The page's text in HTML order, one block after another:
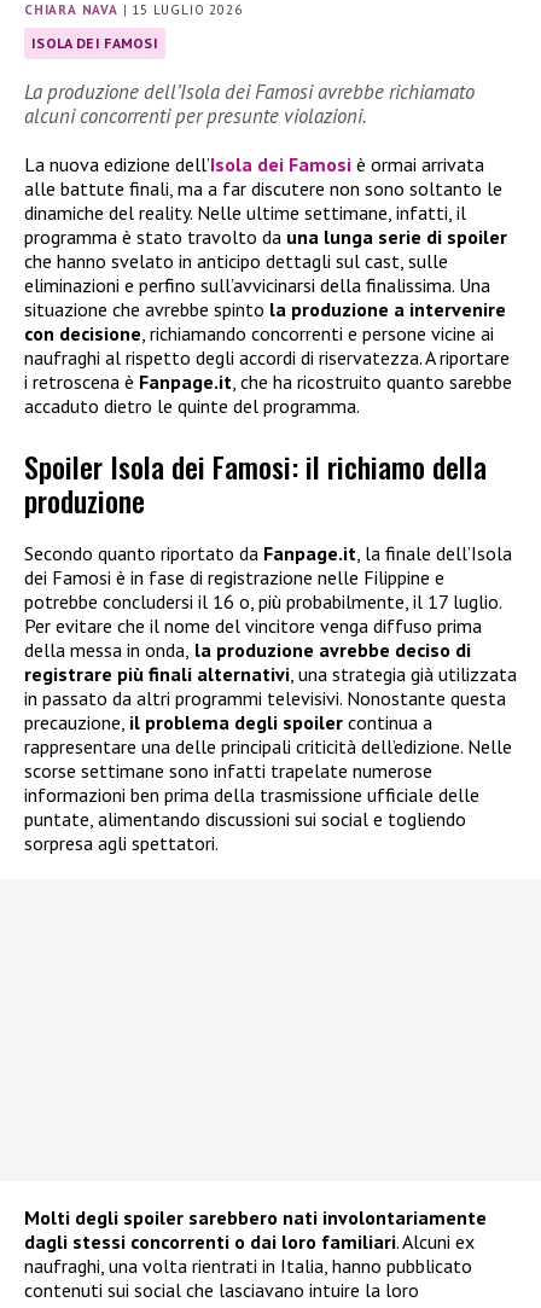
CHIARA NAVA | 15 LUGLIO 2026
ISOLA DEI FAMOSI
La produzione dell’Isola dei Famosi avrebbe richiamato
alcuni concorrenti per presunte violazioni.
La nuova edizione dell’Isola dei Famosi è ormai arrivata
alle battute finali, ma a far discutere non sono soltanto le
dinamiche del reality. Nelle ultime settimane, infatti, il
programma è stato travolto da una lunga serie di spoiler
che hanno svelato in anticipo dettagli sul cast, sulle
eliminazioni e perfino sull’avvicinarsi della finalissima. Una
situazione che avrebbe spinto la produzione a intervenire
con decisione, richiamando concorrenti e persone vicine ai
naufraghi al rispetto degli accordi di riservatezza. A riportare
i retroscena è Fanpage.it, che ha ricostruito quanto sarebbe
accaduto dietro le quinte del programma.
Spoiler Isola dei Famosi: il richiamo della
produzione
Secondo quanto riportato da Fanpage.it, la finale dell’Isola
dei Famosi è in fase di registrazione nelle Filippine e
potrebbe concludersi il 16 o, più probabilmente, il 17 luglio.
Per evitare che il nome del vincitore venga diffuso prima
della messa in onda, la produzione avrebbe deciso di
registrare più finali alternativi, una strategia già utilizzata
in passato da altri programmi televisivi. Nonostante questa
precauzione, il problema degli spoiler continua a
rappresentare una delle principali criticità dell’edizione. Nelle
scorse settimane sono infatti trapelate numerose
informazioni ben prima della trasmissione ufficiale delle
puntate, alimentando discussioni sui social e togliendo
sorpresa agli spettatori.
Molti degli spoiler sarebbero nati involontariamente
dagli stessi concorrenti o dai loro familiari. Alcuni ex
naufraghi, una volta rientrati in Italia, hanno pubblicato
contenuti sui social che lasciavano intuire la loro